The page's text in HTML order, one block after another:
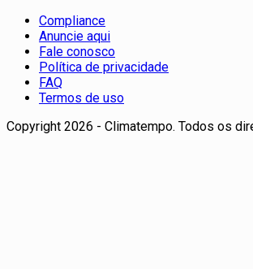
Compliance
Anuncie aqui
Fale conosco
Política de privacidade
FAQ
Termos de uso
Copyright 2026 - Climatempo. Todos os